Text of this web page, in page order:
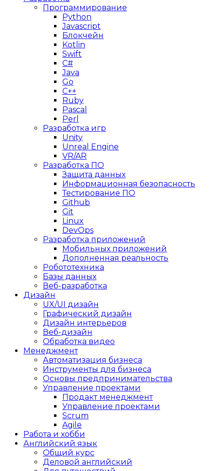
Программирование
Python
Javascript
Блокчейн
Kotlin
Swift
C#
Java
Go
C++
Ruby
Pascal
Perl
Разработка игр
Unity
Unreal Engine
VR/AR
Разработка ПО
Защита данных
Информационная безопасность
Тестирование ПО
Github
Git
Linux
DevOps
Разработка приложений
Мобильных приложений
Дополненная реальность
Робототехника
Базы данных
Веб-разработка
Дизайн
UX/UI дизайн
Графический дизайн
Дизайн интерьеров
Веб-дизайн
Обработка видео
Менеджмент
Автоматизация бизнеса
Инструменты для бизнеса
Основы предпринимательства
Управление проектами
Продакт менеджмент
Управление проектами
Scrum
Agile
Работа и хобби
Английский язык
Общий курс
Деловой английский